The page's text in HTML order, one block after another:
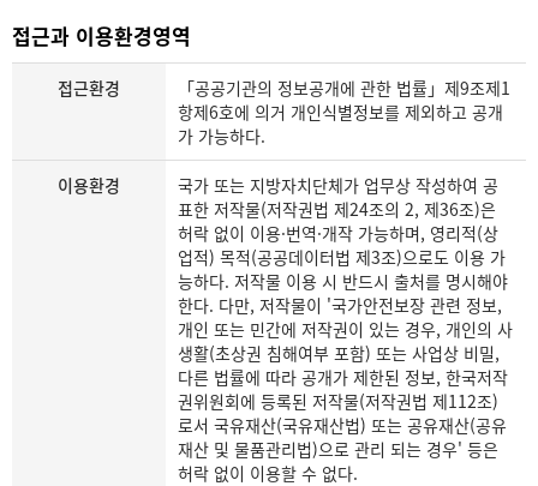
접근과 이용환경영역
접근환경
「공공기관의 정보공개에 관한 법률」제9조제1
항제6호에 의거 개인식별정보를 제외하고 공개
가 가능하다.
이용환경
국가 또는 지방자치단체가 업무상 작성하여 공
표한 저작물(저작권법 제24조의 2, 제36조)은
허락 없이 이용·번역·개작 가능하며, 영리적(상
업적) 목적(공공데이터법 제3조)으로도 이용 가
능하다. 저작물 이용 시 반드시 출처를 명시해야
한다. 다만, 저작물이 '국가안전보장 관련 정보,
개인 또는 민간에 저작권이 있는 경우, 개인의 사
생활(초상권 침해여부 포함) 또는 사업상 비밀,
다른 법률에 따라 공개가 제한된 정보, 한국저작
권위원회에 등록된 저작물(저작권법 제112조)
로서 국유재산(국유재산법) 또는 공유재산(공유
재산 및 물품관리법)으로 관리 되는 경우' 등은
허락 없이 이용할 수 없다.